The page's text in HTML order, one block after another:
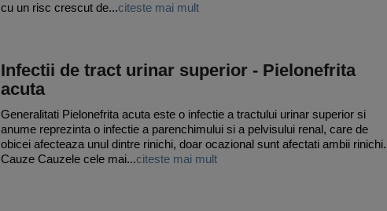
cu un risc crescut de...citeste mai mult
Infectii de tract urinar superior - Pielonefrita
acuta
Generalitati Pielonefrita acuta este o infectie a tractului urinar superior si
anume reprezinta o infectie a parenchimului si a pelvisului renal, care de
obicei afecteaza unul dintre rinichi, doar ocazional sunt afectati ambii rinichi.
Cauze Cauzele cele mai...citeste mai mult